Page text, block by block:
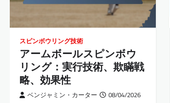
スピンボウリング技術
アームボールスピンボウ
リング：実行技術、欺瞞戦
略、効果性
ベンジャミン・カーター 08/04/2026